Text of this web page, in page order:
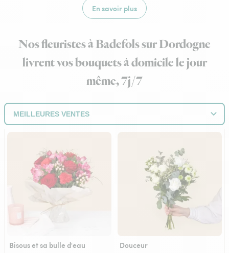
En savoir plus
Nos fleuristes à Badefols sur Dordogne
livrent vos bouquets à domicile le jour
même, 7j/7
Bisous et sa bulle d'eau Douceur